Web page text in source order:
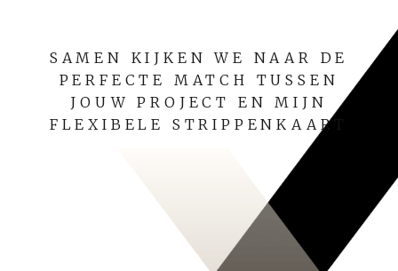
SAMEN KIJKEN WE NAAR DE
PERFECTE MATCH TUSSEN
JOUW PROJECT EN MIJN
FLEXIBELE STRIPPENKAART